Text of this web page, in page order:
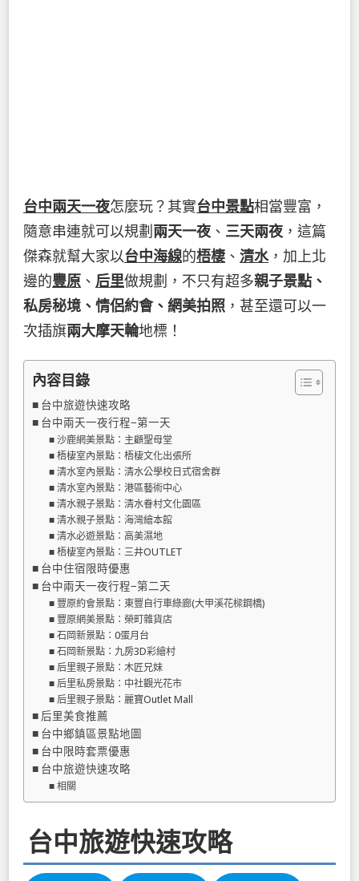
台中兩天一夜怎麼玩？其實台中景點相當豐富，
隨意串連就可以規劃 兩天一夜 、 三天兩夜 ，這篇
傑森就幫大家以台中海線的梧棲 、 清水，加上北
邊的豐原 、 后里做規劃，不只有超多親子景點、
私房秘境、情侶約會、網美拍照 ，甚至還可以一
次插旗兩大摩天輪地標！
內容目錄
台中旅遊快速攻略
台中兩天一夜行程−第一天
沙鹿網美景點：主顧聖母堂
梧棲室內景點：梧棲文化出張所
清水室內景點：清水公學校日式宿舍群
清水室內景點：港區藝術中心
清水親子景點：清水眷村文化園區
清水親子景點：海灣繪本館
清水必遊景點：高美濕地
梧棲室內景點：三井OUTLET
台中住宿限時優惠
台中兩天一夜行程−第二天
豐原約會景點：東豐自行車綠廊(大甲溪花樑鋼橋)
豐原網美景點：榮町雜貨店
石岡新景點：0蛋月台
石岡新景點：九房3D彩繪村
后里親子景點：木匠兄妹
后里私房景點：中社觀光花市
后里親子景點：麗寶Outlet Mall
后里美食推薦
台中鄉鎮區景點地圖
台中限時套票優惠
台中旅遊快速攻略
相關
台中旅遊快速攻略